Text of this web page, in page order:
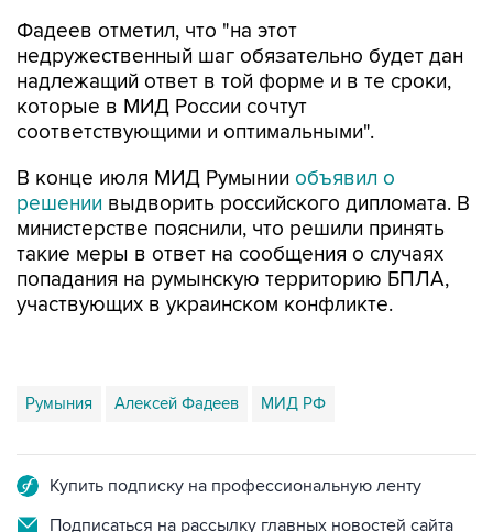
Фадеев отметил, что "на этот
недружественный шаг обязательно будет дан
надлежащий ответ в той форме и в те сроки,
которые в МИД России сочтут
соответствующими и оптимальными".
В конце июля МИД Румынии объявил о
решении выдворить российского дипломата. В
министерстве пояснили, что решили принять
такие меры в ответ на сообщения о случаях
попадания на румынскую территорию БПЛА,
участвующих в украинском конфликте.
Румыния Алексей Фадеев МИД РФ
Купить подписку на профессиональную ленту
Подписаться на рассылку главных новостей сайта